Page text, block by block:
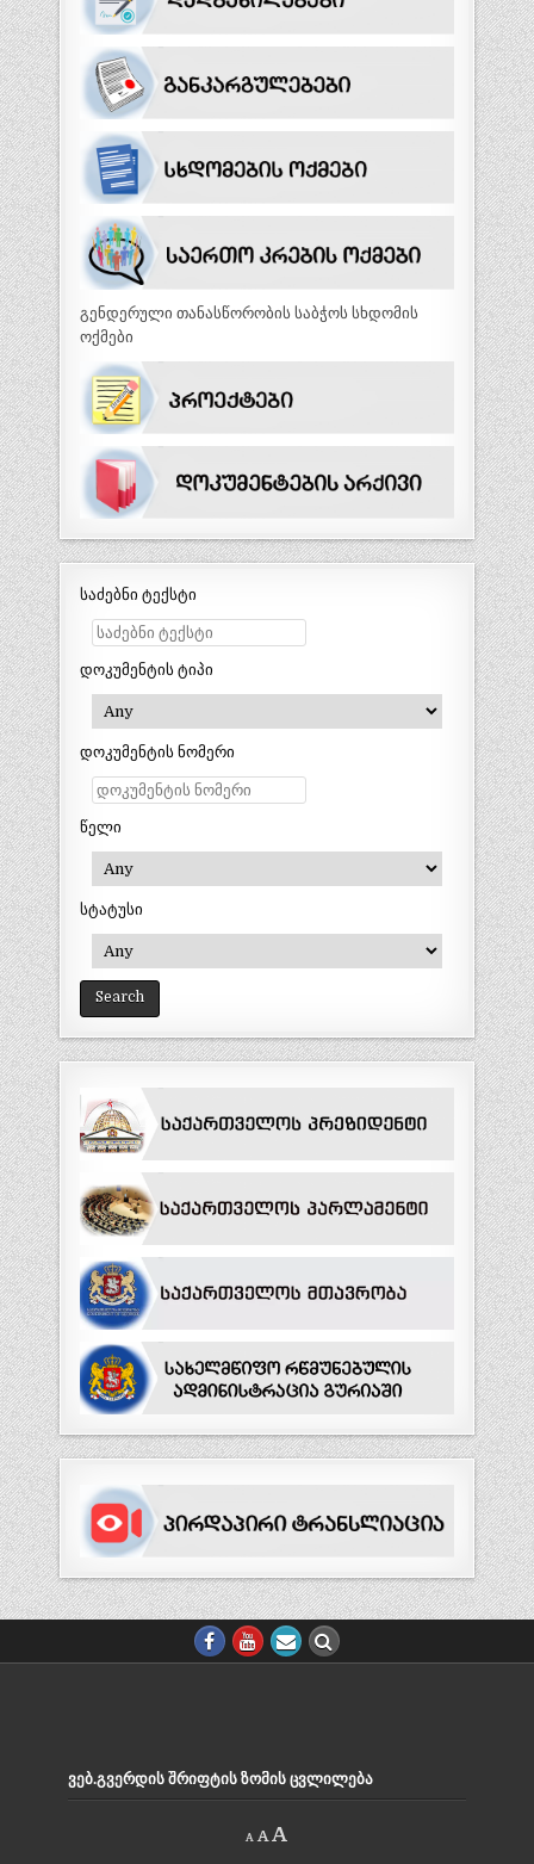
გენდერული თანასწორობის საბჭოს სხდომის
ოქმები
საძებნი ტექსტი
დოკუმენტის ტიპი
დოკუმენტის ნომერი
წელი
სტატუსი
ᲕᲔᲑ.ᲒᲕᲔᲠᲓᲘᲡ ᲨᲠᲘᲤᲢᲘᲡ ᲖᲝᲛᲘᲡ ᲪᲕᲚᲘᲚᲔᲑᲐ
A
Decrease
font
A Reset
A